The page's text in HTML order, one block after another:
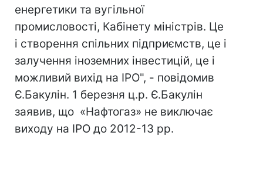
енергетики та вугільної
промисловості, Кабінету міністрів. Це
і створення спільних підприємств, це і
залучення іноземних інвестицій, це і
можливий вихід на IPO", - повідомив
Є.Бакулін. 1 березня ц.р. Є.Бакулін
заявив, що «Нафтогаз» не виключає
виходу на IPO до 2012-13 рр.